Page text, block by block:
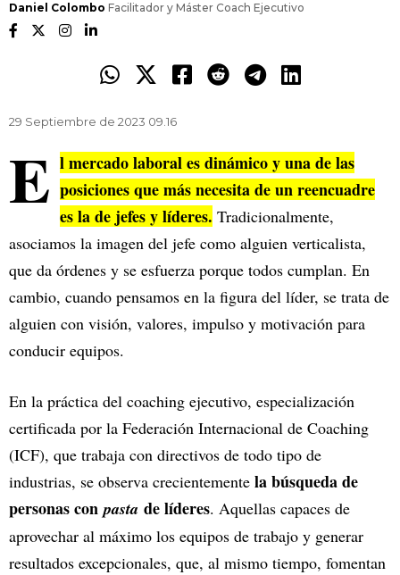
Daniel Colombo Facilitador y Máster Coach Ejecutivo
29 Septiembre de 2023 09.16
E l mercado laboral es dinámico y una de las
posiciones que más necesita de un reencuadre
es la de jefes y líderes. Tradicionalmente,
asociamos la imagen del jefe como alguien verticalista,
que da órdenes y se esfuerza porque todos cumplan. En
cambio, cuando pensamos en la figura del líder, se trata de
alguien con visión, valores, impulso y motivación para
conducir equipos.
En la práctica del coaching ejecutivo, especialización
certificada por la Federación Internacional de Coaching
(ICF), que trabaja con directivos de todo tipo de
industrias, se observa crecientemente la búsqueda de
personas conpasta de líderes. Aquellas ‍capaces de
aprovechar al máximo los equipos de trabajo y generar
resultados excepcionales, que, al mismo tiempo, fomentan